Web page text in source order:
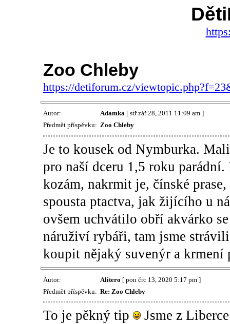
Zoo Chleby
https://detiforum.cz/
Autor: Adamka[ stř zář 28, 2011 11:09 am ]
Předmět příspěvku: Zoo Chleby
Je to kousek od Nymburka.
pro naší dceru 1,5 roku
kozám, nakrmit je, čínské
spousta ptactva, jak žijícího u
ovšem uchvátilo obří akvárko
náruživí rybáři, tam jsme
koupit nějaký suvenýr a
Autor: Alitero [ pon črc 13, 2020 5:17 pm ]
Předmět příspěvku: Re: Zoo Chleby
To je pěkný tip
Jsme z